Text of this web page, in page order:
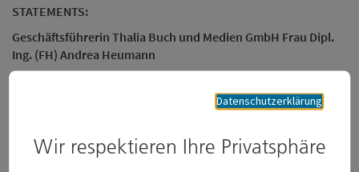
STATEMENTS:
Geschäftsführerin Thalia Buch und Medien GmbH Frau Dipl.
Ing. (FH) Andrea Heumann
nun fixierten weiteren Standort in der Welser Innenstadt,
Thalia noch weiter näherbringen zu können.“
Bürgermeister Dr. Andreas Rabl:
Datenschutzerklärung
Wir respektieren Ihre Privatsphäre